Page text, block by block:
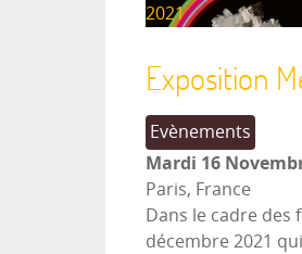
2021
Exposition
Evènements
Mardi 16
Paris, France
Dans le cadre des
décembre 2021